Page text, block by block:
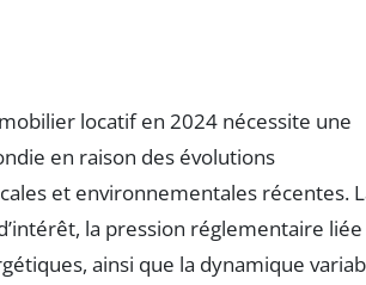
locatif en 2024 nécessite une
en raison des évolutions
et environnementales récentes.
la pression réglementaire liée
ainsi que la dynamique